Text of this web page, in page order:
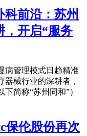
科前沿：苏州
，开启“服务
病管理模式日趋精准
械行业的深耕者，
简称“苏州同和”）
保伦股份再次